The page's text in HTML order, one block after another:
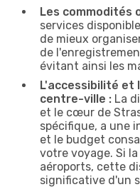
Les commodités
services
de mieux
de
évitant ainsi les
L'accessibilité et
centre-ville : La
et le cœur de
spécifique, a une
et le budget
votre voyage. Si
aéroports, cette
significative d'un